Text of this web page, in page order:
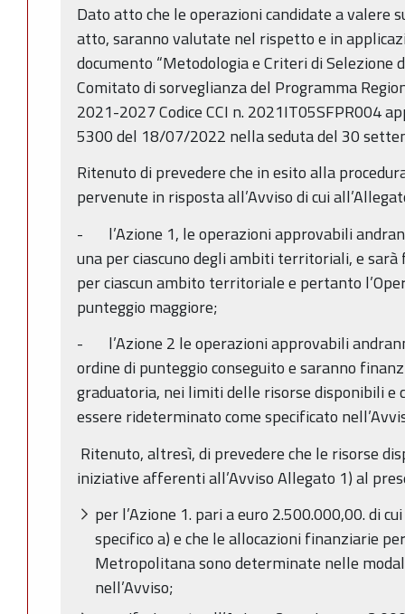
Dato atto che le operazioni candidate a valere
atto, saranno valutate nel rispetto e in
documento “Metodologia e Criteri di Selezione
Comitato di sorveglianza del Programma
2021-2027 Codice CCI n. 2021IT05SFPR004
5300 del 18/07/2022 nella seduta del 30
Ritenuto di prevedere che in esito alla
pervenute in risposta all’Avviso di cui
- l’Azione 1, le operazioni approvabili
una per ciascuno degli ambiti territoriali, e
per ciascun ambito territoriale e pertanto
punteggio maggiore;
- l’Azione 2 le operazioni approvabili
ordine di punteggio conseguito e saranno
graduatoria, nei limiti delle risorse disponibili e
essere rideterminato come specificato
Ritenuto, altresì, di prevedere che le risorse
iniziative afferenti all’Avviso Allegato 1) al
per l’Azione 1. pari a euro 2.500.000,00. di
specifico a) e che le allocazioni finanziarie
Metropolitana sono determinate nelle
nell’Avviso;